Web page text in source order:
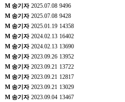
M 송기자 2025.07.08 9496
M 송기자 2025.07.08 9428
M 송기자 2025.01.19 14358
M 송기자 2024.02.13 16402
M 송기자 2024.02.13 13690
M 송기자 2023.09.26 13952
M 송기자 2023.09.21 13722
M 송기자 2023.09.21 12817
M 송기자 2023.09.21 13029
M 송기자 2023.09.04 13467